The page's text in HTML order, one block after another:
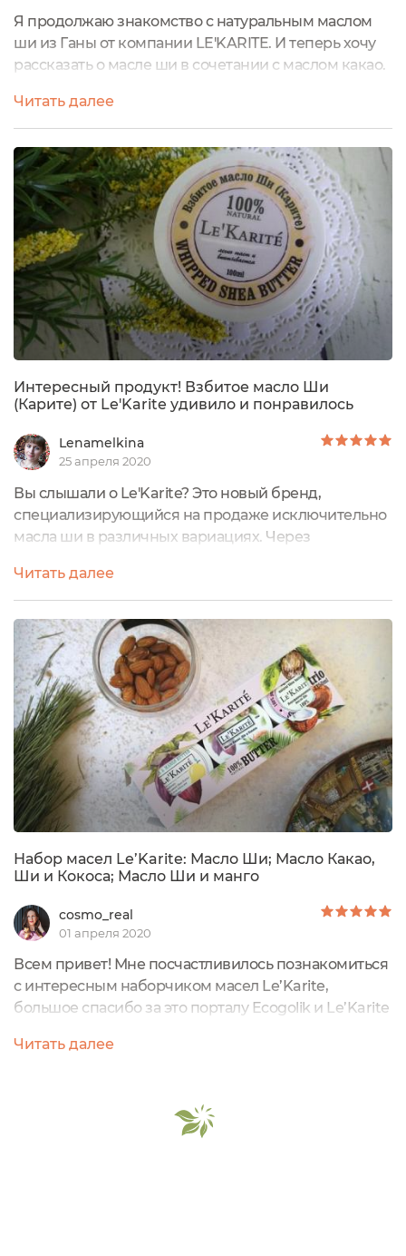
Я продолжаю знакомство с натуральным маслом
ши из Ганы от компании LE'KARITE. И теперь хочу
рассказать о масле ши в сочетании с маслом какао.
непосредственным производителем масел. Сама
добыча масла ши происходит в Африке, а именно,
в Гане, где произрастают ценные деревья карите.
Для получения этого масла используются только
зрелые плоды, поэтому масло ши имеет такой...
Читать далее
Интересный продукт! Взбитое масло Ши
(Карите) от Le'Karite удивило и понравилось
Lenamelkina
25 апреля 2020
Вы слышали о Le'Karite? Это новый бренд,
специализирующийся на продаже исключительно
масла ши в различных вариациях. Через
приглашение познакомиться с брендом, я выбрала
Взбитое масло Ши (Карите). На своем
сайте Le'Karite подробно рассказывают о своем
масле, заявляя, что оно не имеет аналогов в России.
Уникальность его в том, что это нерафинированное
масло холодного...
Читать далее
Набор масел Le’Karite: Масло Ши; Масло Какао,
Ши и Кокоса; Масло Ши и манго
cosmo_real
01 апреля 2020
Всем привет! Мне посчастливилось познакомиться
с интересным наборчиком масел Le’Karite,
большое спасибо за это порталу Ecogolik и Le’Karite
небольшой набор, чтобы познакомиться со
три компонента, которые заслуживают своего
внимания. Какое лучшее время, чтобы...
Читать далее